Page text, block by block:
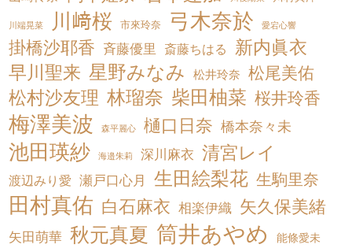
川端晃菜 川﨑桜 市來玲奈 弓木奈於 愛宕心響
掛橋沙耶香 斉藤優里 斎藤ちはる
新内眞衣
早川聖来 星野みなみ 松井玲奈 松尾美佑
松村沙友理 林瑠奈 柴田柚菜 桜井玲香
梅澤美波 森平麗心 樋口日奈 橋本奈々未
池田瑛紗 海邉朱莉 深川麻衣 清宮レイ
渡辺みり愛 瀬戸口心月 生田絵梨花 生駒里奈
田村真佑 白石麻衣 相楽伊織 矢久保美緒
矢田萌華 秋元真夏 筒井あやめ 能條愛未